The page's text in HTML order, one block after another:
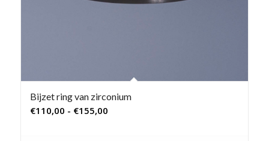
Bijzet ring van zirconium
€110,00 - €155,00Prijsklasse: